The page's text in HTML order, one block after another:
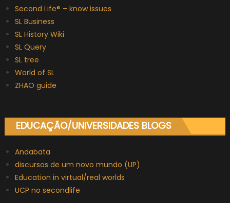
Second Life® – know issues
SL Business
SL History Wiki
SL Query
SL tree
World of SL
ZHAO guide
EDUCAÇÃO/UNIVERSIDADES BLOGS
Andabata
discursos de um novo mundo (UP)
Education in virtual/real worlds
UCP no secondlife